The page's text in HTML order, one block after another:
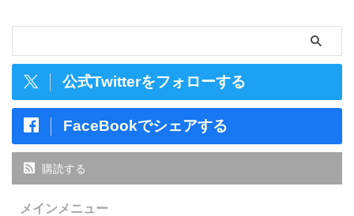
公式Twitterをフォローする
FaceBookでシェアする
購読する
メインメニュー